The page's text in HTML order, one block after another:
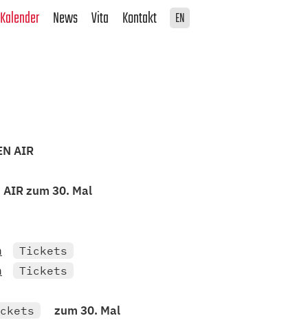
Kalender News Vita Kontakt EN
AIR
AIR zum 30. Mal
Tickets
Tickets
zum 30. Mal